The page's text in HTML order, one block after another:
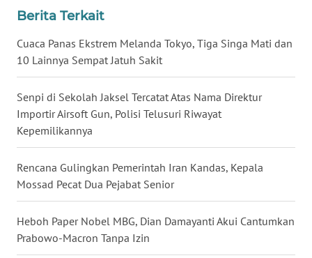
Berita Terkait
Cuaca Panas Ekstrem Melanda Tokyo, Tiga Singa Mati dan
10 Lainnya Sempat Jatuh Sakit
Senpi di Sekolah Jaksel Tercatat Atas Nama Direktur
Importir Airsoft Gun, Polisi Telusuri Riwayat
Kepemilikannya
Rencana Gulingkan Pemerintah Iran Kandas, Kepala
Mossad Pecat Dua Pejabat Senior
Heboh Paper Nobel MBG, Dian Damayanti Akui Cantumkan
Prabowo-Macron Tanpa Izin
WN
WN
JATIM
WN
BALI
WN
KALBAR